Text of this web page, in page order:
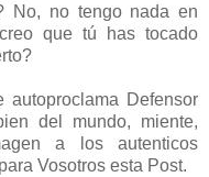
No, no tengo nada en
que tú has tocado
Defensor
del mundo, miente,
a los autenticos
Vosotros esta Post.